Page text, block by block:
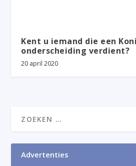
Kent u iemand die een
onderscheiding verdient?
20 april 2020
Advertenties